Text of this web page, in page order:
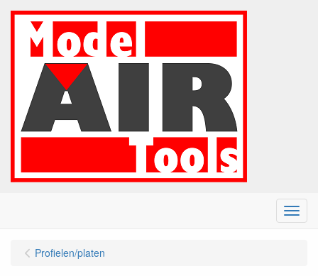
Menu
Profielen/platen